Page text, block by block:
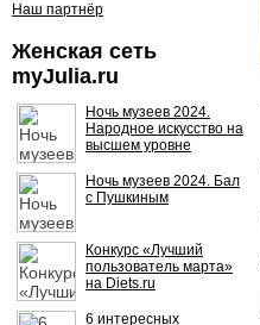
Наш партнёр
Женская сеть
myJulia.ru
Ночь музеев 2024.
Народное искусство на
высшем уровне
Ночь музеев 2024. Бал
с Пушкиным
Конкурс «Лучший
пользователь марта»
на Diets.ru
6 интересных